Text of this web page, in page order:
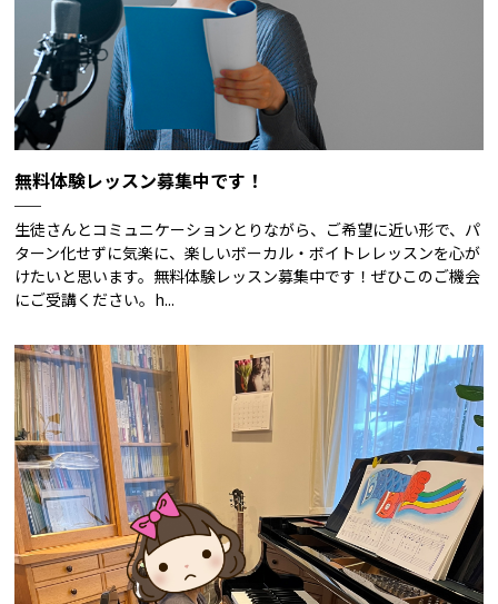
無料体験レッスン募集中です！
生徒さんとコミュニケーションとりながら、ご希望に近い形で、パ
ターン化せずに気楽に、楽しいボーカル・ボイトレレッスンを心が
けたいと思います。無料体験レッスン募集中です！ぜひこのご機会
にご受講ください。h...